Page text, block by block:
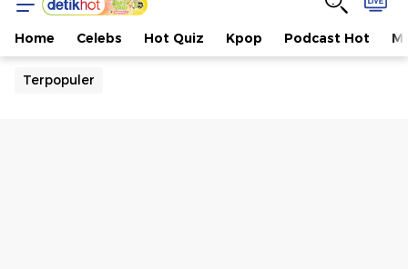
Home Celebs Hot Quiz Kpop Podcast Hot
Terpopuler